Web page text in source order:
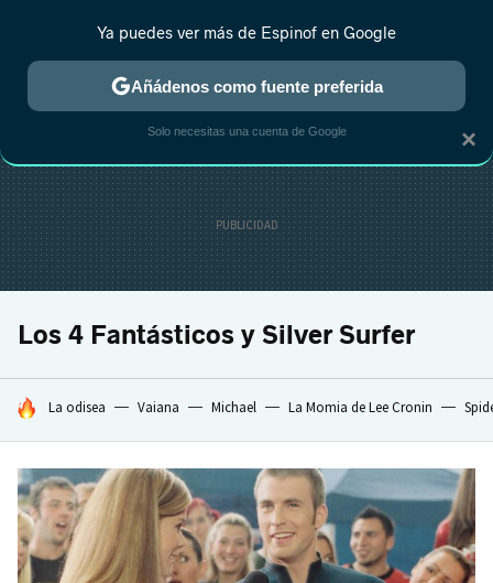
ESTRENOS REALITY ANIME RANKINGS CINE
Los 4 Fantásticos y Silver Surfer
HOY SE HABLA DE
La odisea Vaiana Michael La Momia de Lee Cronin
×
Ya puedes ver más de Espinof en Google
Añádenos como fuente preferida
Solo necesitas una cuenta de Google